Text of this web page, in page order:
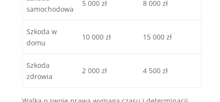
samochodowa
5 000 zł 8 000 zł
Szkoda w
domu
10 000 zł 15 000 zł
Szkoda
zdrowia
2 000 zł 4 500 zł